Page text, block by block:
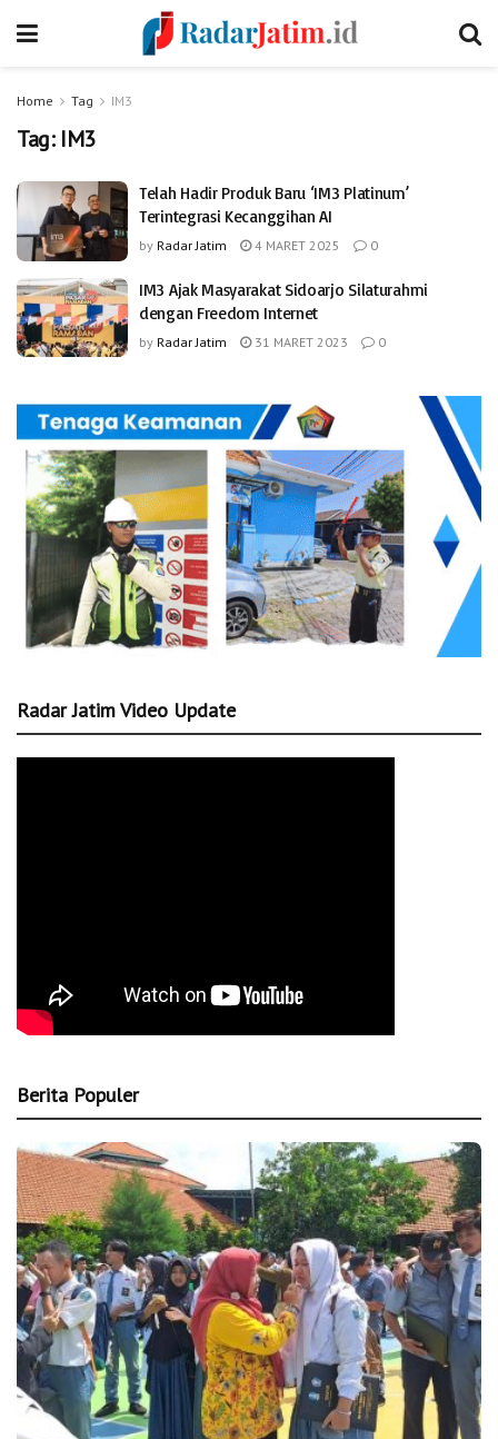
Home Tag IM3
Tag: IM3
Telah Hadir Produk Baru ‘IM3 Platinum’
Terintegrasi Kecanggihan AI
by Radar Jatim 4 MARET 2025 0
IM3 Ajak Masyarakat Sidoarjo Silaturahmi
dengan Freedom Internet
by Radar Jatim 31 MARET 2023 0
Radar Jatim Video Update
Berita Populer